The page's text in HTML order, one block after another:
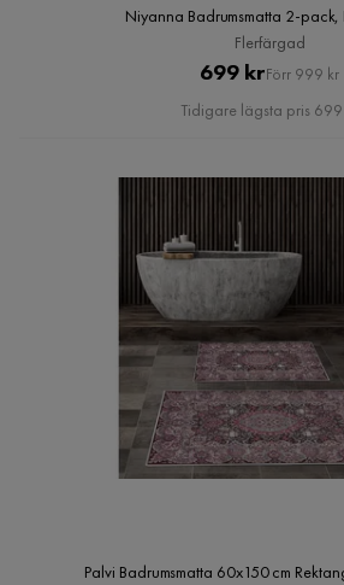
Niyanna Badrumsmatta 2-
Flerfärgad
Pris
699 krOriginal
Pris
Förr 999 kr
Tidigare lägsta pris
Palvi Badrumsmatta 60x150 cm